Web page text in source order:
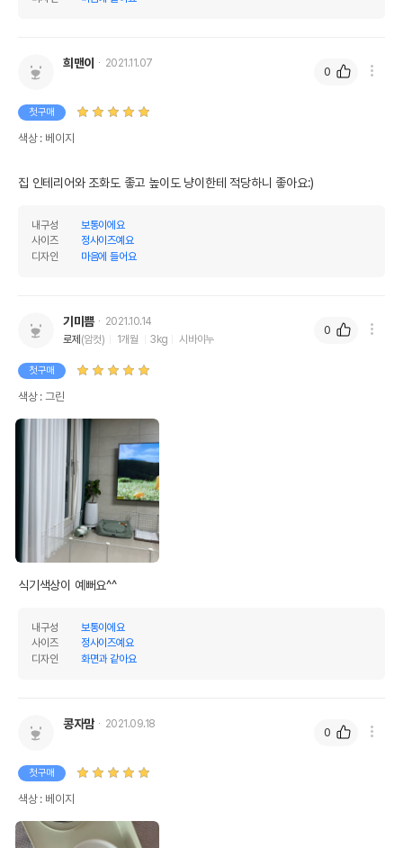
희맨이 2021.11.07
첫구매
색상 : 베이지
집 인테리어와 조화도 좋고 높이도 냥이한테 적당하니 좋아요:)
내구성
보통이에요
사이즈
정사이즈예요
디자인
마음에 들어요
0
기미쁨
2021.10.14
로제(암컷) 1개월 3kg 시바이누
첫구매
색상 : 그린
식기색상이 예뻐요^^
내구성
보통이에요
사이즈
정사이즈예요
디자인
화면과 같아요
0
콩자맘 2021.09.18
첫구매
색상 : 베이지
0